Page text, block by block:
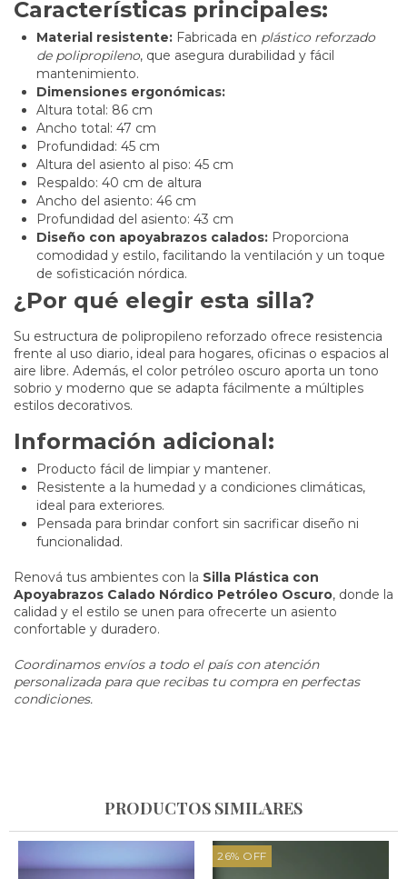
Características principales:
Material resistente: Fabricada en plástico reforzado
de polipropileno, que asegura durabilidad y fácil
mantenimiento.
Dimensiones ergonómicas:
Altura total: 86 cm
Ancho total: 47 cm
Profundidad: 45 cm
Altura del asiento al piso: 45 cm
Respaldo: 40 cm de altura
Ancho del asiento: 46 cm
Profundidad del asiento: 43 cm
Diseño con apoyabrazos calados: Proporciona
comodidad y estilo, facilitando la ventilación y un toque
de sofisticación nórdica.
¿Por qué elegir esta silla?
Su estructura de polipropileno reforzado ofrece resistencia
frente al uso diario, ideal para hogares, oficinas o espacios al
aire libre. Además, el color petróleo oscuro aporta un tono
sobrio y moderno que se adapta fácilmente a múltiples
estilos decorativos.
Información adicional:
Producto fácil de limpiar y mantener.
Resistente a la humedad y a condiciones climáticas,
ideal para exteriores.
Pensada para brindar confort sin sacrificar diseño ni
funcionalidad.
Renová tus ambientes con la Silla Plástica con
Apoyabrazos Calado Nórdico Petróleo Oscuro, donde la
calidad y el estilo se unen para ofrecerte un asiento
confortable y duradero.
Coordinamos envíos a todo el país con atención
personalizada para que recibas tu compra en perfectas
condiciones.
PRODUCTOS SIMILARES
26% OFF